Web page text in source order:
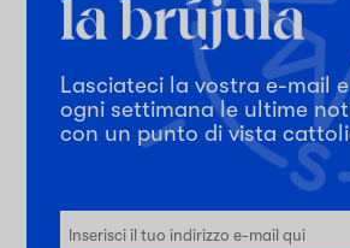
Lasciateci la vostra e-mail
ogni settimana le ultime
con un punto di vista